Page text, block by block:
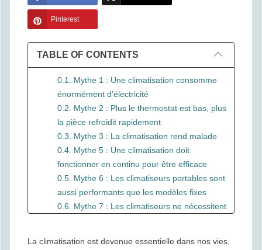
Pinterest
TABLE OF CONTENTS
0.1. Mythe 1 : Une climatisation consomme
énormément d’électricité
0.2. Mythe 2 : Plus le thermostat est bas, plus
la pièce refroidit rapidement
0.3. Mythe 3 : La climatisation rend malade
0.4. Mythe 5 : Une climatisation doit
fonctionner en continu pour être efficace
0.5. Mythe 6 : Les climatiseurs portables sont
aussi performants que les modèles fixes
0.6. Mythe 7 : Les climatiseurs ne nécessitent
La climatisation est devenue essentielle dans nos vies,